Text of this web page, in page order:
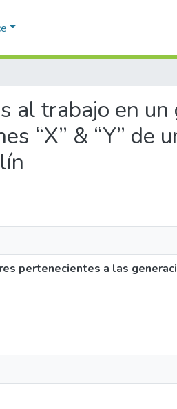
al trabajo en
“X” & “Y” de
pertenecientes a las